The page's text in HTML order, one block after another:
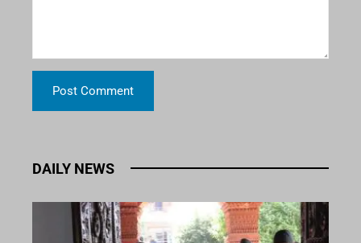
DAILY NEWS